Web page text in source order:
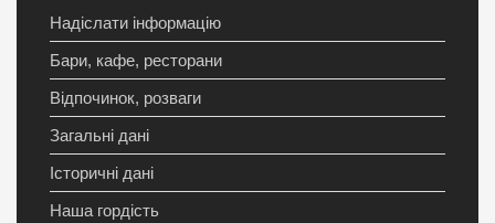
Надіслати інформацію
Бари, кафе, ресторани
Відпочинок, розваги
Загальні дані
Історичні дані
Наша гордість